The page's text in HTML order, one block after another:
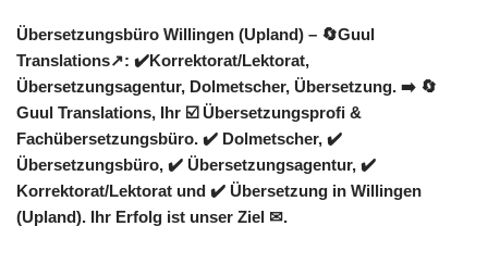
Übersetzungsbüro Willingen (Upland) – 🔄Guul
Translations↗️: ✔️Korrektorat/Lektorat,
Übersetzungsagentur, Dolmetscher, Übersetzung. ➡️ 🔄
Guul Translations, Ihr ☑️ Übersetzungsprofi &
Fachübersetzungsbüro. ✔️ Dolmetscher, ✔️
Übersetzungsbüro, ✔️ Übersetzungsagentur, ✔️
Korrektorat/Lektorat und ✔️ Übersetzung in Willingen
(Upland). Ihr Erfolg ist unser Ziel ✉.